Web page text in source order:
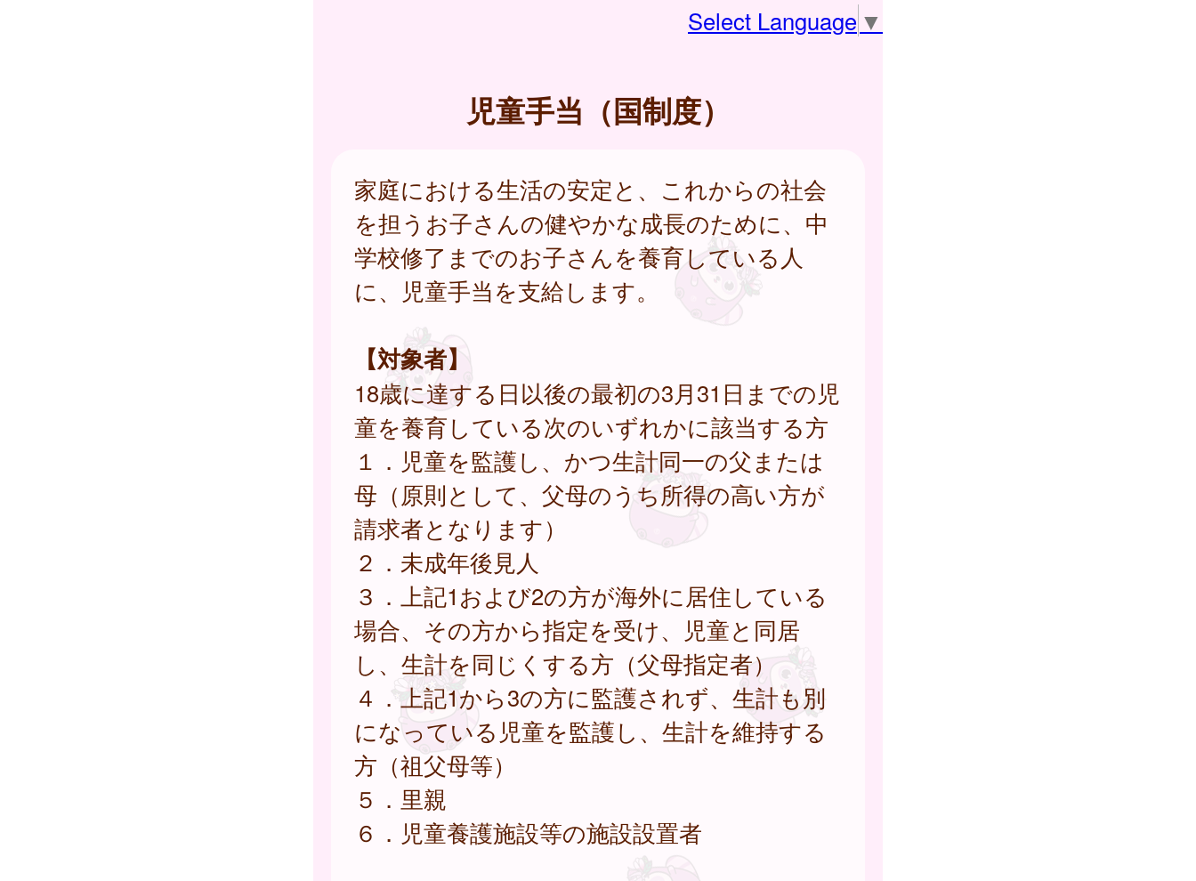
Select Language ▼
児童手当（国制度）
家庭における生活の安定と、これからの社会
を担うお子さんの健やかな成長のために、中
学校修了までのお子さんを養育している人
に、児童手当を支給します。
【対象者】
18歳に達する日以後の最初の3月31日までの児
童を養育している次のいずれかに該当する方
１．児童を監護し、かつ生計同一の父または
母（原則として、父母のうち所得の高い方が
請求者となります）
２．未成年後見人
３．上記1および2の方が海外に居住している
場合、その方から指定を受け、児童と同居
し、生計を同じくする方（父母指定者）
４．上記1から3の方に監護されず、生計も別
になっている児童を監護し、生計を維持する
方（祖父母等）
５．里親
６．児童養護施設等の施設設置者